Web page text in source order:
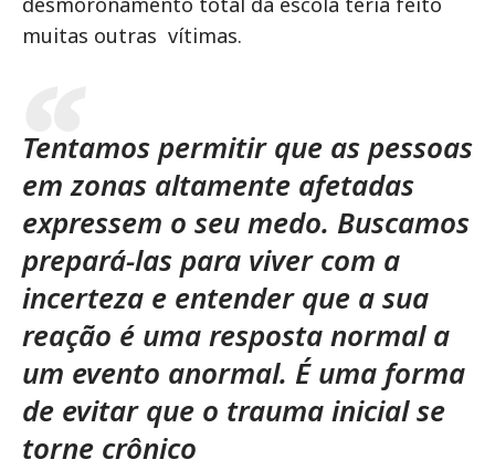
muitas outras vítimas.
Tentamos permitir que as pessoas
em zonas altamente afetadas
expressem o seu medo. Buscamos
prepará-las para viver com a
incerteza e entender que a sua
reação é uma resposta normal a
um evento anormal. É uma forma
de evitar que o trauma inicial se
torne crônico